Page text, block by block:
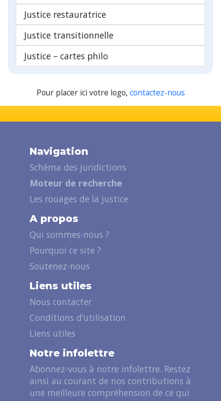
Justice restauratrice
Justice transitionnelle
Justice – cartes philo
Pour placer ici votre logo, contactez-nous
Navigation
Schéma des juridictions
Moteur de recherche
Les rouages de la justice
A propos
Qui sommes-nous ?
Pourquoi ce site ?
Soutenez-nous
Liens utiles
Nous contacter
Conditions d’utilisation
Liens utiles
Notre infolettre
Abonnez-vous à notre infolettre. Restez
ainsi au courant de nos contributions à
une meilleure compréhension de ce qui